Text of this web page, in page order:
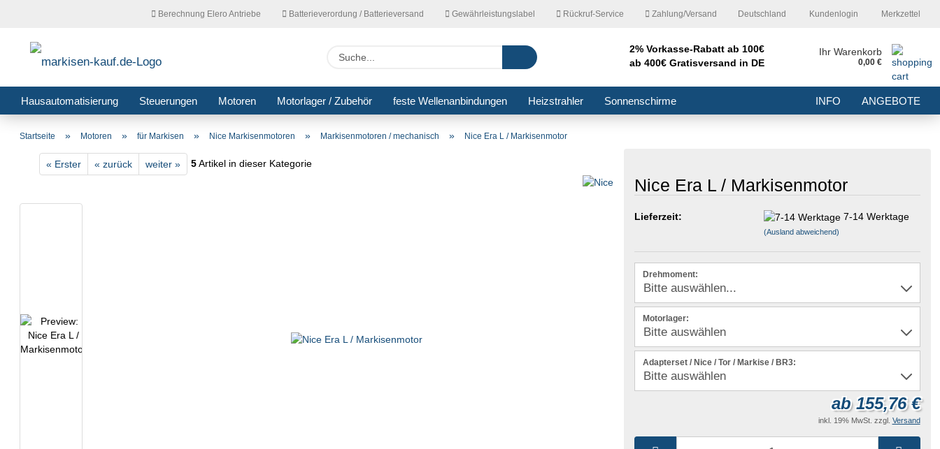
Berechnung Elero Antriebe Batterieverordung / Batterieversand Gewährleistungslabel Rückruf-Service Zahlung/Versand Deutschland
Lieferland
Kundenlogin
Konto erstellen
Merkzettel
Suche...
2% Vorkasse-Rabatt ab 100€
ab 400€ Gratisversand in DE
Ihr Warenkorb
0,00 €
Hausautomatisierung Steuerungen Motoren Motorlager / Zubehör feste Wellenanbindungen Heizstrahler Sonnenschirme INFO ANGEBOTE
Startseite » Motoren » für Markisen » Nice Markisenmotoren » Markisenmotoren / mechanisch » Nice Era L / Markisenmotor
« Erster « zurück weiter » 5Artikel in dieser Kategorie
Nice Era L / Markisenmotor
Lieferzeit: 7-14 Werktage
(Ausland abweichend)
Drehmoment:
Motorlager:
Adapterset / Nice / Tor / Markise / BR3:
ab 155,76 €
inkl. 19% MwSt. zzgl. Versand